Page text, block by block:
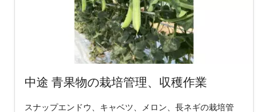
中途 青果物の栽培管理、収穫作業
スナップエンドウ、キャベツ、メロン、長ネギの栽培管